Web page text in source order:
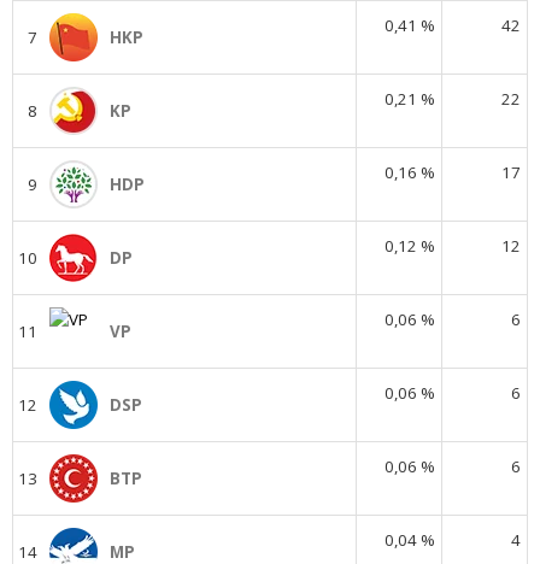
7 HKP
0,41 % 42
8 KP
0,21 % 22
9 HDP
0,16 % 17
10 DP
0,12 % 12
11 VP
0,06 % 6
12 DSP
0,06 % 6
13 BTP
0,06 % 6
14 MP
0,04 % 4